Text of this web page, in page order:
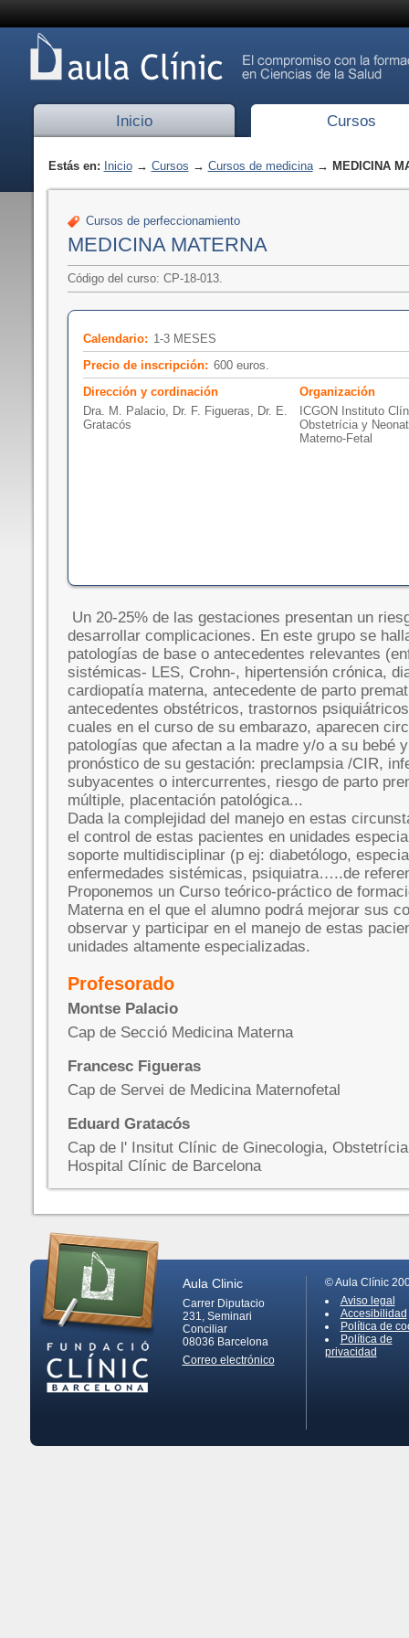
Inicio Cursos
Estás en: Inicio→ Cursos → Cursos de medicina→ MEDICINA
Cursos de perfeccionamiento
MEDICINA MATERNA
Código del curso: CP-18-013.
Calendario: 1-3 MESES
Precio de inscripción: 600 euros.
Dirección y cordinación
Dra. M. Palacio, Dr. F. Figueras, Dr. E.
Gratacós
Organización
ICGON Instituto
Obstetrícia y
Materno-Fetal
Un 20-25% de las gestaciones presentan un
desarrollar complicaciones. En este grupo se
patologías de base o antecedentes relevantes
sistémicas- LES, Crohn-, hipertensión crónica,
cardiopatía materna, antecedente de parto
antecedentes obstétricos, trastornos
cuales en el curso de su embarazo, aparecen
patologías que afectan a la madre y/o a su bebé
pronóstico de su gestación: preclampsia /CIR,
subyacentes o intercurrentes, riesgo de parto
múltiple, placentación patológica...
Dada la complejidad del manejo en estas
el control de estas pacientes en unidades
soporte multidisciplinar (p ej: diabetólogo,
enfermedades sistémicas, psiquiatra…..de
Proponemos un Curso teórico-práctico de
Materna en el que el alumno podrá mejorar sus
observar y participar en el manejo de estas
unidades altamente especializadas.
Profesorado
Montse Palacio
Cap de Secció Medicina Materna
Francesc Figueras
Cap de Servei de Medicina Maternofetal
Eduard Gratacós
Cap de l' Insitut Clínic de Ginecologia,
Hospital Clínic de Barcelona
Aula Clinic
Carrer Diputacio
231, Seminari
Conciliar
08036 Barcelona
Correo electrónico
© Aula Clínic
Aviso legal
Accesibilidad
Política de
Política de
privacidad